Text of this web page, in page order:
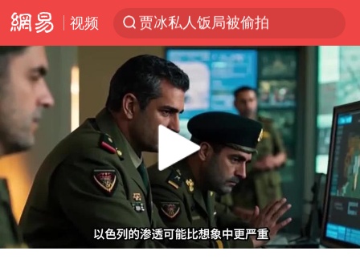
视频
路虎卫士110 HSE限时降价
我国发现稀散金属独立新矿物——乌斯河锗矿
上海鼓励居家办公
部分银行上调存款利率
小沈阳加盟《披荆斩棘》
新疆生产建设兵团生态环境局原局长被查
Play